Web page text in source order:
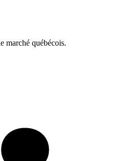
marché québécois.